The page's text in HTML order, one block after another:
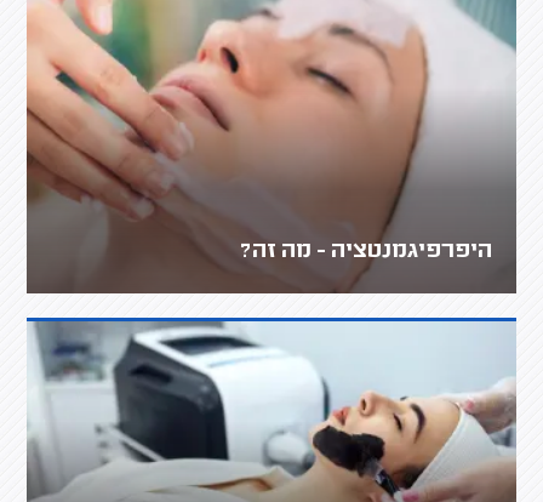
היפרפיגמנטציה - מה זה?